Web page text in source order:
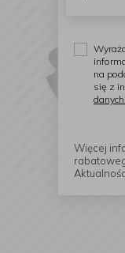
na
się z
Więcej